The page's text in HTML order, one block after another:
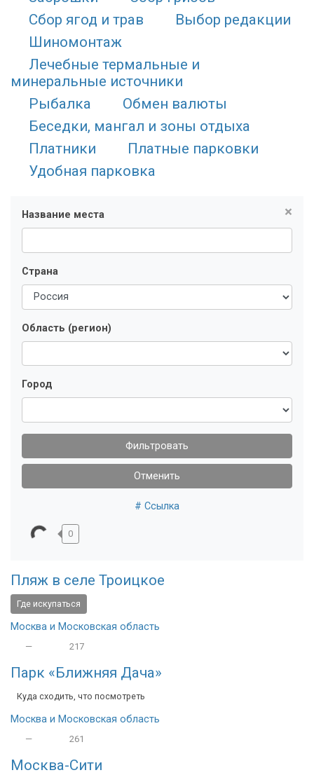
Сбор ягод и трав
Выбор редакции
Шиномонтаж
Лечебные термальные и
минеральные источники
Рыбалка
Обмен валюты
Беседки, мангал и зоны отдыха
Платники
Платные парковки
Удобная парковка
×
Название места
Страна
Область (регион)
Город
Фильтровать
Отменить
# Ссылка
0
Пляж в селе Троицкое
Где искупаться
Москва и Московская область
— 217
Парк «Ближняя Дача»
Куда сходить, что посмотреть
Москва и Московская область
— 261
Москва-Сити